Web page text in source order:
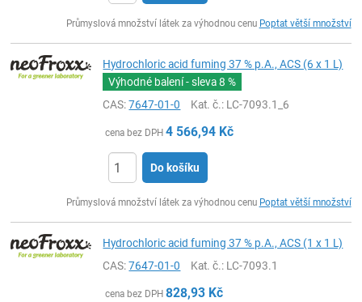
Průmyslová množství látek za výhodnou cenu Poptat větší množství
Hydrochloric acid fuming 37 % p.A., ACS (6 x 1 L)
Výhodné balení - sleva8 %
CAS:7647-01-0 Kat. č.: LC-7093.1_6
cena bez DPH 4 566,94 Kč
Do košíku
Průmyslová množství látek za výhodnou cenu Poptat větší množství
Hydrochloric acid fuming 37 % p.A., ACS (1 x 1 L)
CAS:7647-01-0 Kat. č.: LC-7093.1
cena bez DPH 828,93 Kč